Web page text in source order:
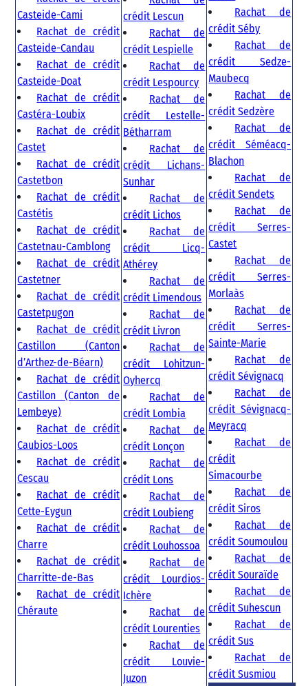
Casteide-Cami
Rachat de crédit
Casteide-Candau
Rachat de crédit
Casteide-Doat
Rachat de crédit
Castéra-Loubix
Rachat de crédit
Castet
Rachat de crédit
Castetbon
Rachat de crédit
Castétis
Rachat de crédit
Castetnau-Camblong
Rachat de crédit
Castetner
Rachat de crédit
Castetpugon
Rachat de crédit
Castillon (Canton
d’Arthez-de-Béarn)
Rachat de crédit
Castillon (Canton de
Lembeye)
Rachat de crédit
Caubios-Loos
Rachat de crédit
Cescau
Rachat de crédit
Cette-Eygun
Rachat de crédit
Charre
Rachat de crédit
Charritte-de-Bas
Rachat de crédit
Chéraute
crédit Lescun
Rachat de
crédit Lespielle
Rachat de
crédit Lespourcy
Rachat de
crédit Lestelle-
Bétharram
Rachat de
crédit Lichans-
Sunhar
Rachat de
crédit Lichos
Rachat de
crédit Licq-
Athérey
Rachat de
crédit Limendous
Rachat de
crédit Livron
Rachat de
crédit Lohitzun-
Oyhercq
Rachat de
crédit Lombia
Rachat de
crédit Lonçon
Rachat de
crédit Lons
Rachat de
crédit Loubieng
Rachat de
crédit Louhossoa
Rachat de
crédit Lourdios-
Ichère
Rachat de
crédit Lourenties
Rachat de
crédit Louvie-
Juzon
Rachat de
crédit Séby
Rachat de
crédit Sedze-
Maubecq
Rachat de
crédit Sedzère
Rachat de
crédit Séméacq-
Blachon
Rachat de
crédit Sendets
Rachat de
crédit Serres-
Castet
Rachat de
crédit Serres-
Morlaàs
Rachat de
crédit Serres-
Sainte-Marie
Rachat de
crédit Sévignacq
Rachat de
crédit Sévignacq-
Meyracq
Rachat de
crédit
Simacourbe
Rachat de
crédit Siros
Rachat de
crédit Soumoulou
Rachat de
crédit Souraïde
Rachat de
crédit Suhescun
Rachat de
crédit Sus
Rachat de
crédit Susmiou